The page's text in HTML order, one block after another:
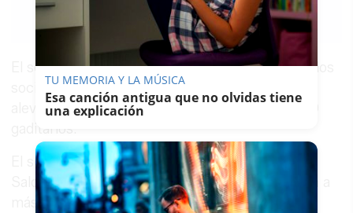
Facebook
X WhatsApp
Copy
Link
Guardar 0
El secretario provincial del PP ha afirmado que los
socialistas incrementan, "con nocturnidad y
alevosía", el coste del recibo del agua a 850.000
gaditanos.
El secretario general del PP de Cádiz, Antonio
Saldaña, ha afirmado que "el PSOE sube el agua a
más de 850.000 vecinos de la provincia", unas
TU MEMORIA Y LA MÚSICA
Esa canción antigua que no olvidas tiene
una explicación